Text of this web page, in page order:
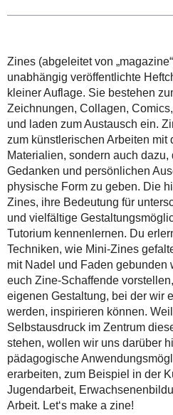
Zines (abgeleitet von
unabhängig veröffentlichte
kleiner Auflage. Sie bestehen
Zeichnungen, Collagen,
und laden zum Austausch ein.
zum künstlerischen Arbeiten mit
Materialien, sondern auch dazu,
Gedanken und persönlichen
physische Form zu geben. Die
Zines, ihre Bedeutung für
und vielfältige
Tutorium kennenlernen. Du
Techniken, wie Mini-Zines
mit Nadel und Faden gebunden
euch Zine-Schaffende
eigenen Gestaltung, bei der wir
werden, inspirieren können.
Selbstausdruck im Zentrum
stehen, wollen wir uns darüber
pädagogische
erarbeiten, zum Beispiel in der
Jugendarbeit,
Arbeit. Let‘s make a zine!